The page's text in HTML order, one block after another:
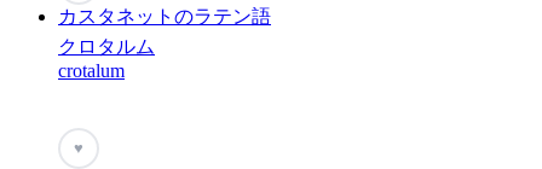
カスタネットのラテン語
クロタルム
crotalum
♥